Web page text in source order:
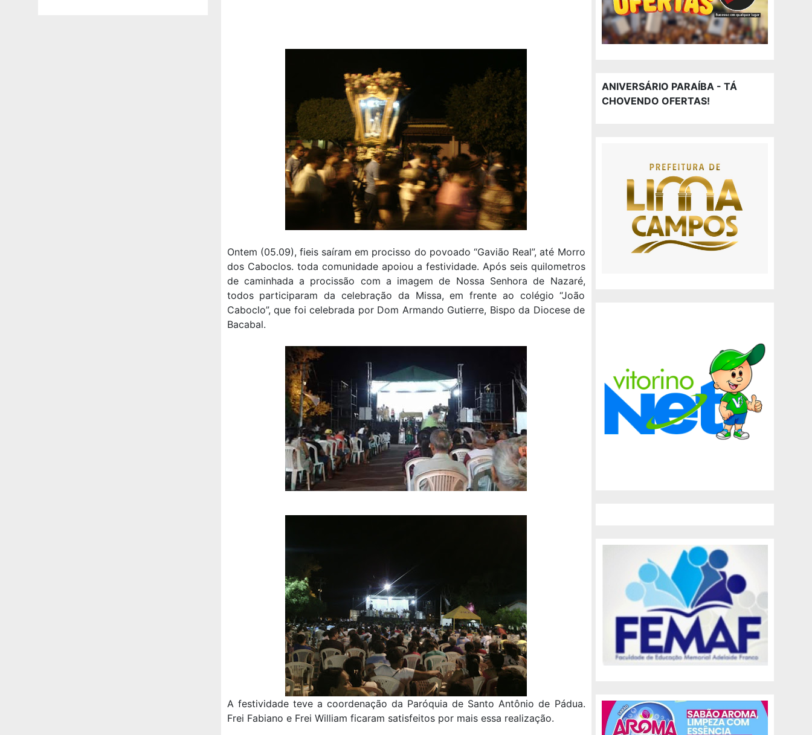
Ontem (05.09), fieis saíram em procisso do povoado “Gavião Real”, até Morro
dos Caboclos. toda comunidade apoiou a festividade. Após seis quilometros
de caminhada a procissão com a imagem de Nossa Senhora de Nazaré,
todos participaram da celebração da Missa, em frente ao colégio “João
Caboclo”, que foi celebrada por Dom Armando Gutierre, Bispo da Diocese de
Bacabal.
A festividade teve a coordenação da Paróquia de Santo Antônio de Pádua.
Frei Fabiano e Frei William ficaram satisfeitos por mais essa realização.
ANIVERSÁRIO PARAÍBA - TÁ
CHOVENDO OFERTAS!